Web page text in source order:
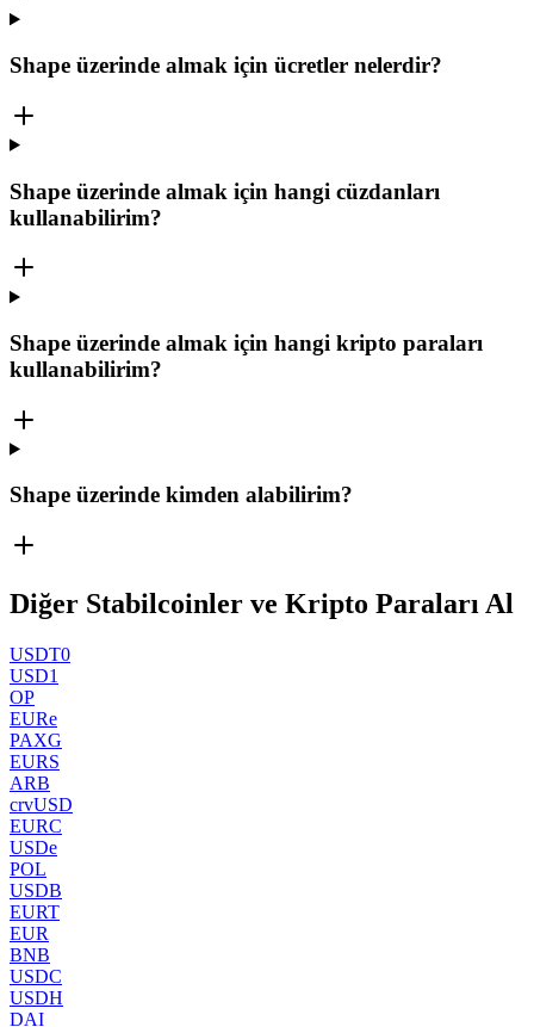
Shape üzerinde almak için ücretler nelerdir?
Shape üzerinde almak için hangi cüzdanları
kullanabilirim?
Shape üzerinde almak için hangi kripto paraları
kullanabilirim?
Shape üzerinde kimden alabilirim?
Diğer Stabilcoinler ve Kripto Paraları Al
USDT0
USD1
OP
EURe
PAXG
EURS
ARB
crvUSD
EURC
USDe
POL
USDB
EURT
EUR
BNB
USDC
USDH
DAI